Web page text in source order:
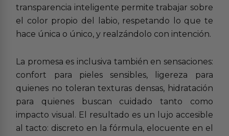
transparencia inteligente permite trabajar sobre
el color propio del labio, respetando lo que te
hace única o único, y realzándolo con intención.
La promesa es inclusiva también en sensaciones:
confort para pieles sensibles, ligereza para
quienes no toleran texturas densas, hidratación
para quienes buscan cuidado tanto como
impacto visual. El resultado es un lujo accesible
al tacto: discreto en la fórmula, elocuente en el